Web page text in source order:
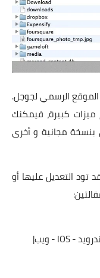
الرسمي لجوجل.
ميزات كبيرة، فيمكنك
بنسخة مجانية و أخرى
تود التعديل عليها أو